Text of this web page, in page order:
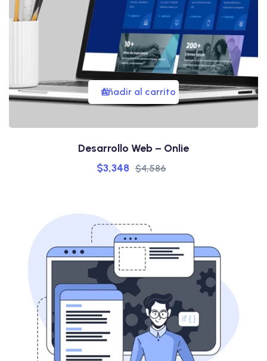
Añadir al carrito
Desarrollo Web – Onlie
$4,586
$3,348